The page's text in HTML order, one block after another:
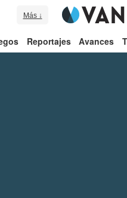
Más ↓
Reportajes Avances